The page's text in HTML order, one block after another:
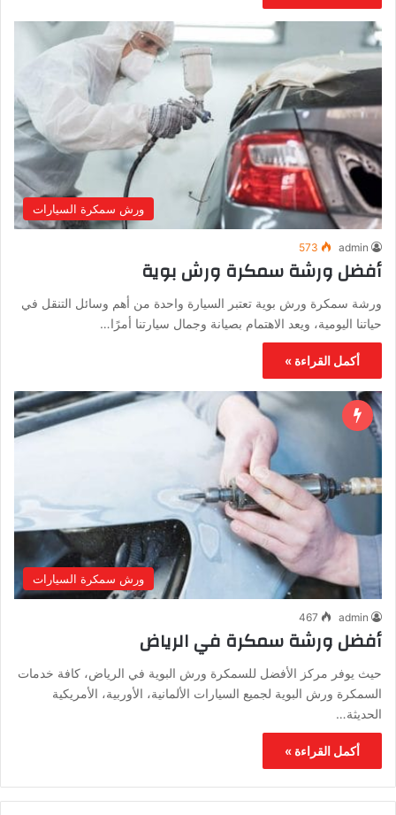
ورش سمكرة السيارات
admin
573
أفضل ورشة سمكرة ورش بوية
ورشة سمكرة ورش بوية تعتبر السيارة واحدة من أهم وسائل التنقل في
حياتنا اليومية، ويعد الاهتمام بصيانة وجمال سيارتنا أمرًا…
أكمل القراءة »
ورش سمكرة السيارات
admin
467
أفضل ورشة سمكرة في الرياض
حيث يوفر مركز الأفضل للسمكرة ورش البوية في الرياض، كافة خدمات
السمكرة ورش البوية لجميع السيارات الألمانية، الأوربية، الأمريكية
الحديثة…
أكمل القراءة »